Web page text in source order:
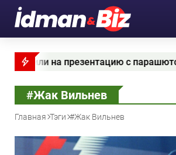
презентацию с парашютом - ВИДЕО
#Жак Вильнев
Главная Тэги #Жак Вильнев